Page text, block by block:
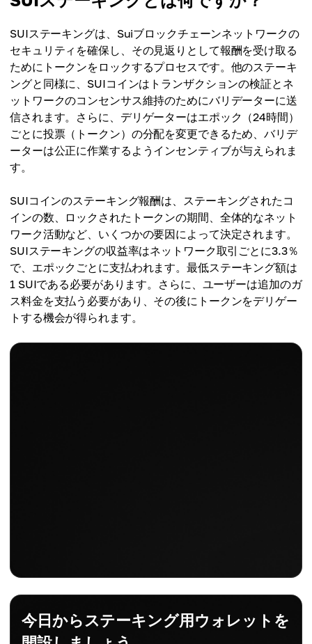
SUIステーキングは、Suiブロックチェーンネットワークの
セキュリティを確保し、その見返りとして報酬を受け取る
ためにトークンをロックするプロセスです。他のステーキ
ングと同様に、SUIコインはトランザクションの検証とネ
ットワークのコンセンサス維持のためにバリデーターに送
信されます。さらに、デリゲーターはエポック（24時間）
ごとに投票（トークン）の分配を変更できるため、バリデ
ーターは公正に作業するようインセンティブが与えられま
す。
SUIコインのステーキング報酬は、ステーキングされたコ
インの数、ロックされたトークンの期間、全体的なネット
ワーク活動など、いくつかの要因によって決定されます。
SUIステーキングの収益率はネットワーク取引ごとに3.3％
で、エポックごとに支払われます。最低ステーキング額は
1 SUIである必要があります。さらに、ユーザーは追加のガ
ス料金を支払う必要があり、その後にトークンをデリゲー
トする機会が得られます。
今日からステーキング用ウォレットを